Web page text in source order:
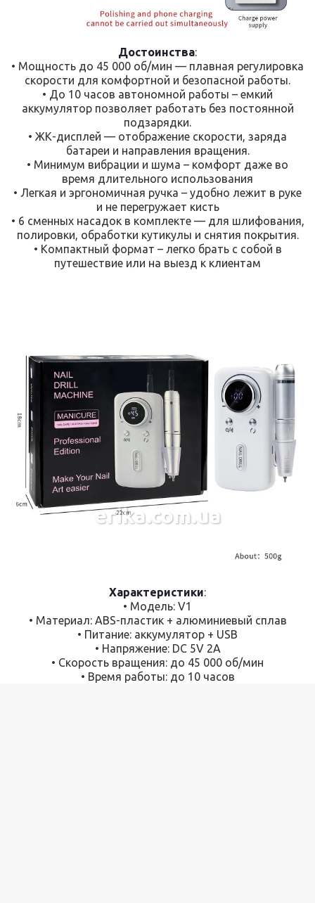
Достоинства:
• Мощность до 45 000 об/мин — плавная регулировка
скорости для комфортной и безопасной работы.
• До 10 часов автономной работы – емкий
аккумулятор позволяет работать без постоянной
подзарядки.
• ЖК-дисплей — отображение скорости, заряда
батареи и направления вращения.
• Минимум вибрации и шума – комфорт даже во
время длительного использования
• Легкая и эргономичная ручка – удобно лежит в руке
и не перегружает кисть
• 6 сменных насадок в комплекте — для шлифования,
полировки, обработки кутикулы и снятия покрытия.
• Компактный формат – легко брать с собой в
путешествие или на выезд к клиентам
erika.com.ua
Характеристики:
• Модель: V1
• Материал: ABS-пластик + алюминиевый сплав
• Питание: аккумулятор + USB
• Напряжение: DC 5V 2A
• Скорость вращения: до 45 000 об/мин
• Время работы: до 10 часов